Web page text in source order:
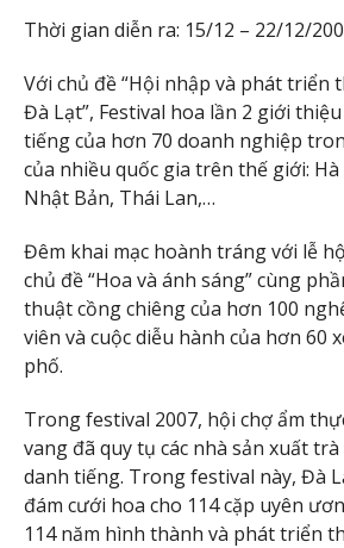
Thời gian diễn ra: 15/12 – 22/12/
Với chủ đề “Hội nhập và phát triển
Đà Lạt”, Festival hoa lần 2 giới
tiếng của hơn 70 doanh nghiệp
của nhiều quốc gia trên thế giới:
Nhật Bản, Thái Lan,…
Đêm khai mạc hoành tráng với lễ
chủ đề “Hoa và ánh sáng” cùng
thuật cồng chiêng của hơn 100
viên và cuộc diễu hành của hơn 60
phố.
Trong festival 2007, hội chợ ẩm
vang đã quy tụ các nhà sản xuất
danh tiếng. Trong festival này, Đà
đám cưới hoa cho 114 cặp uyên
114 năm hình thành và phát triển